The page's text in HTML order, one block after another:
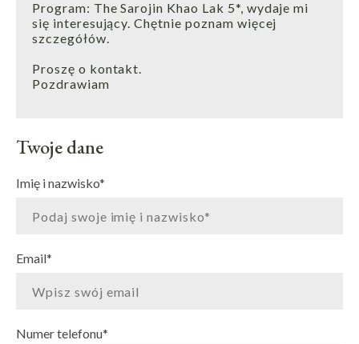
Twoje dane
Imię i nazwisko*
Email*
Numer telefonu*